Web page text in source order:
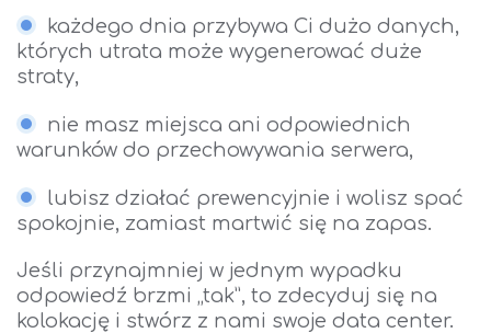
każdego dnia przybywa Ci dużo danych,
których utrata może wygenerować duże
straty,
nie masz miejsca ani odpowiednich
warunków do przechowywania serwera,
lubisz działać prewencyjnie i wolisz spać
spokojnie, zamiast martwić się na zapas.
Jeśli przynajmniej w jednym wypadku
odpowiedź brzmi „tak”, to zdecyduj się na
kolokację i stwórz z nami swoje data center.